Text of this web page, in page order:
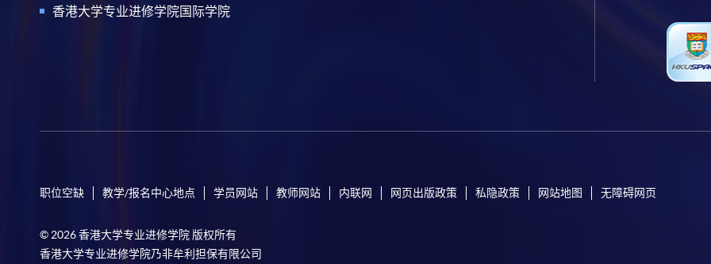
香港大学专业进修学院国际学院
职位空缺 教学/报名中心地点 学员网站 教师网站 内联网 网页出版政策 私隐政策 网站地图 无障碍网页
© 2026 香港大学专业进修学院 版权所有
香港大学专业进修学院乃非牟利担保有限公司